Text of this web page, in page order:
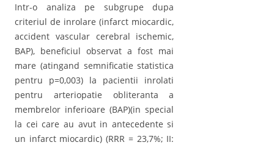
Intr-o analiza pe subgrupe dupa
criteriul de inrolare (infarct miocardic,
accident vascular cerebral ischemic,
BAP), beneficiul observat a fost mai
mare (atingand semnificatie statistica
pentru p=0,003) la pacientii inrolati
pentru arteriopatie obliteranta a
membrelor inferioare (BAP)(in special
la cei care au avut in antecedente si
un infarct miocardic) (RRR = 23,7%; II: